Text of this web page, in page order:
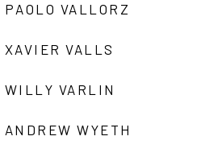
PAOLO VALLORZ
XAVIER VALLS
WILLY VARLIN
ANDREW WYETH